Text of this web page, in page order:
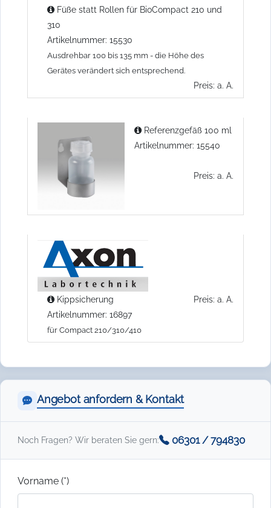
Füße statt Rollen für BioCompact 210 und
310
Artikelnummer: 15530
Ausdrehbar 100 bis 135 mm - die Höhe des
Gerätes verändert sich entsprechend.
Preis: a. A.
Referenzgefäß 100 ml
Artikelnummer: 15540
Preis: a. A.
Kippsicherung
Artikelnummer: 16897
für Compact 210/310/410
Preis: a. A.
Angebot anfordern & Kontakt
Noch Fragen? Wir beraten Sie gern: 06301 / 794830
Vorname (*)